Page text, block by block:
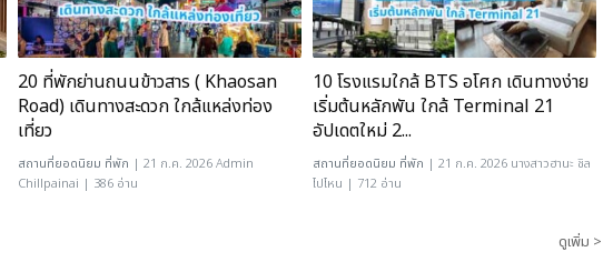
20 ที่พักย่านถนนข้าวสาร ( Khaosan
Road) เดินทางสะดวก ใกล้แหล่งท่อง
เที่ยว
สถานที่ยอดนิยม ที่พัก | 21 ก.ค. 2026 Admin
Chillpainai | 386 อ่าน
10 โรงแรมใกล้ BTS อโศก เดินทางง่าย
เริ่มต้นหลักพัน ใกล้ Terminal 21
อัปเดตใหม่ 2...
สถานที่ยอดนิยม ที่พัก | 21 ก.ค. 2026 นางสาวฮานะ ชิล
ไปไหน | 712 อ่าน
ดูเพิ่ม >